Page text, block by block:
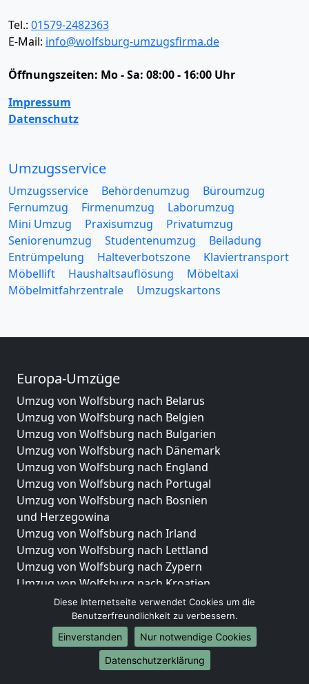
Tel.: 01579-2482363
E-Mail: info@wolfsburg-umzugsfirma.de
Öffnungszeiten: Mo - Sa: 08:00 - 16:00 Uhr
Impressum
Datenschutz
Umzugsservice
Umzugsservice Behördenumzug
Büroumzug
Fernumzug
Firmenumzug
Laborumzug
Mini Umzug
Praxisumzug
Privatumzug
Seniorenumzug
Studentenumzug
Beiladung
Entrümpelung
Halteverbotszone
Klaviertransport
Möbellift
Haushaltsauflösung
Möbeltaxi
Möbelmitfahrzentrale
Umzugskartons
Europa-Umzüge
Umzug von Wolfsburg nach Belarus
Umzug von Wolfsburg nach Belgien
Umzug von Wolfsburg nach Bulgarien
Umzug von Wolfsburg nach Dänemark
Umzug von Wolfsburg nach England
Umzug von Wolfsburg nach Portugal
Umzug von Wolfsburg nach Bosnien
und Herzegowina
Umzug von Wolfsburg nach Irland
Umzug von Wolfsburg nach Lettland
Umzug von Wolfsburg nach Zypern
Umzug von Wolfsburg nach Kroatien
Umzug von Wolfsburg nach Estland
Umzug von Wolfsburg nach Finnland
Umzug von Wolfsburg nach Frankreich
Umzug von Wolfsburg nach Griechenland
Umzug von Wolfsburg nach Italien
Diese Internetseite verwendet Cookies um die
Benutzerfreundlichkeit zu verbessern.
Einverstanden
Nur notwendige Cookies
Datenschutzerklärung